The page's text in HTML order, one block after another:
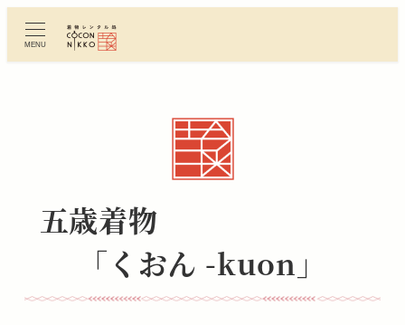
ン
MENU
五歳着物
「くおん -kuon」